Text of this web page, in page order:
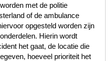
met de politie
of de ambulance
opgesteld worden zijn
Hierin wordt
het gaat, de locatie die
hoeveel prioriteit het